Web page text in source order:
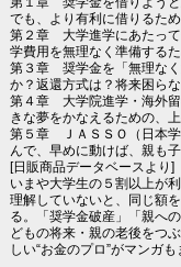
でも、より有利に借りるた
第２章 大学進学にあたっ
学費用を無理なく準備する
第３章 奨学金を「無理な
か？返還方式は？将来困ら
第４章 大学院進学・海外
きな夢をかなえるための、
第５章 ＪＡＳＳＯ（日本
んで、早めに動けば、親も
[日販商品データベースより]
いまや大学生の５割以上が
理解していないと、同じ額
る。「奨学金破産」「親へ
どもの将来・親の老後をつ
しい“お金のプロ”がマンガ